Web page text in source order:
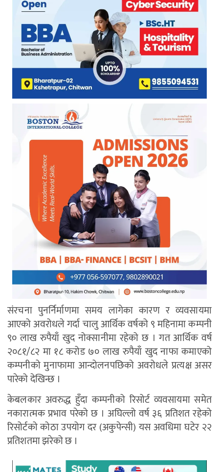
संरचना पुनर्निर्माणमा समय लागेका कारण र व्यवसायमा
आएको अवरोधले गर्दा चालु आर्थिक वर्षको ९ महिनामा कम्पनी
९० लाख रुपैयाँ खुद नोक्सानीमा रहेको छ । गत आर्थिक वर्ष
२०८१/८२ मा १८ करोड ७० लाख रुपैयाँ खुद नाफा कमाएको
कम्पनीको मुनाफामा आन्दोलनपछिको अवरोधले प्रत्यक्ष असर
पारेको देखिन्छ ।
केबलकार अवरुद्ध हुँदा कम्पनीको रिसोर्ट व्यवसायमा समेत
नकारात्मक प्रभाव परेको छ । अघिल्लो वर्ष ३६ प्रतिशत रहेको
रिसोर्टको कोठा उपयोग दर (अकुपेन्सी) यस अवधिमा घटेर २२
प्रतिशतमा झरेको छ ।